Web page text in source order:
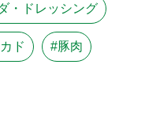
・ドレッシング
ド #豚肉